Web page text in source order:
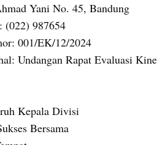
Yani No. 45, Bandung
(022) 987654
001/EK/12/2024
Undangan Rapat Evaluasi
Kepala Divisi
Bersama